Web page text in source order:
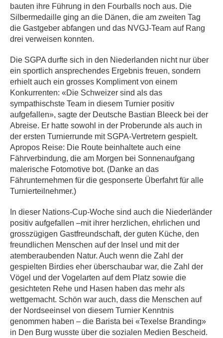
bauten ihre Führung in den Fourballs noch aus. Die
Silbermedaille ging an die Dänen, die am zweiten Tag
die Gastgeber abfangen und das NVGJ-Team auf Rang
drei verweisen konnten.
Die SGPA durfte sich in den Niederlanden nicht nur über
ein sportlich ansprechendes Ergebnis freuen, sondern
erhielt auch ein grosses Kompliment von einem
Konkurrenten: «Die Schweizer sind als das
sympathischste Team in diesem Turnier positiv
aufgefallen», sagte der Deutsche Bastian Bleeck bei der
Abreise. Er hatte sowohl in der Proberunde als auch in
der ersten Turnierrunde mit SGPA-Vertretern gespielt.
Apropos Reise: Die Route beinhaltete auch eine
Fährverbindung, die am Morgen bei Sonnenaufgang
malerische Fotomotive bot. (Danke an das
Fährunternehmen für die gesponserte Überfahrt für alle
Turnierteilnehmer.)
In dieser Nations-Cup-Woche sind auch die Niederländer
positiv aufgefallen –mit ihrer herzlichen, ehrlichen und
grosszügigen Gastfreundschaft, der guten Küche, den
freundlichen Menschen auf der Insel und mit der
atemberaubenden Natur. Auch wenn die Zahl der
gespielten Birdies eher überschaubar war, die Zahl der
Vögel und der Vogelarten auf dem Platz sowie die
gesichteten Rehe und Hasen haben das mehr als
wettgemacht. Schön war auch, dass die Menschen auf
der Nordseeinsel von diesem Turnier Kenntnis
genommen haben – die Barista bei «Texelse Branding»
in Den Burg wusste über die sozialen Medien Bescheid.